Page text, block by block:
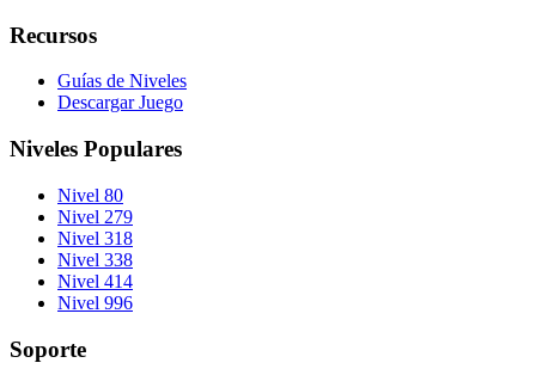
Recursos
Guías de Niveles
Descargar Juego
Niveles Populares
Nivel 80
Nivel 279
Nivel 318
Nivel 338
Nivel 414
Nivel 996
Soporte